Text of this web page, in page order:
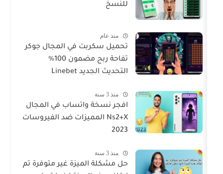
للنسخ
منذ عام
تحميل سكربت في المجال جوكر
تفاحة ربح مضمون 100%
التحديث الجديد Linebet
منذ 3 سنة
افجر نسخة واتساب في المجال
Ns2+X المميزات ضد الفيروسات
2023
حل مشكلة الميزة غير متوفرة تم